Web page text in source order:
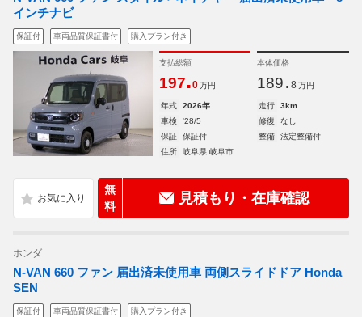
インチナビ
保証付 車両品質保証書付 購入プラン付き
支払総額
197.0 万円
本体価格
189. 8 万円
年式 2026年 走行
3km
車検
'28/5 修復
なし
保証
保証付 整備
法定整備付
住所
岐阜県 岐阜市
無
料
見積もり・在庫確認
ホンダ
N-VAN 660 ファン 届出済未使用車 両側スライドドア Honda
SEN
保証付 車両品質保証書付 購入プラン付き